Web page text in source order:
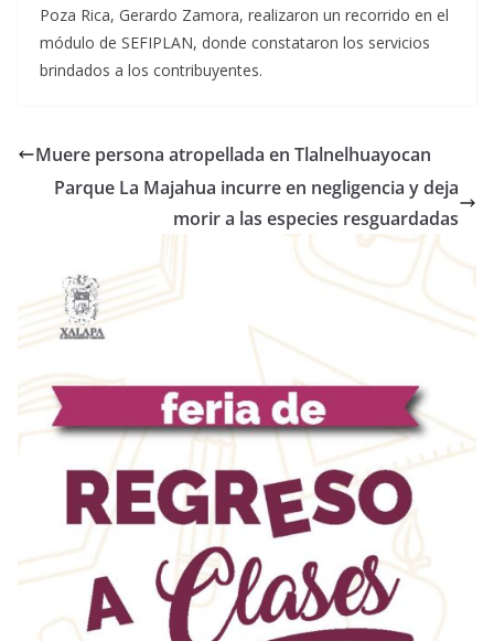
Poza Rica, Gerardo Zamora, realizaron un recorrido en el
módulo de SEFIPLAN, donde constataron los servicios
brindados a los contribuyentes.
Muere persona atropellada en Tlalnelhuayocan
Parque La Majahua incurre en negligencia y deja
morir a las especies resguardadas